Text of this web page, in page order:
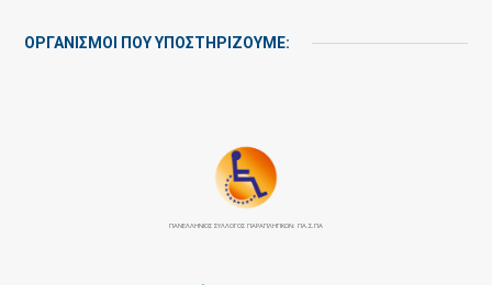
ΟΡΓΑΝΙΣΜΟΙ ΠΟΥ ΥΠΟΣΤΗΡΙΖΟΥΜΕ:
ΠΑΝΕΛΛΉΝΙΟΣ ΣΎΛΛΟΓΟΣ ΠΑΡΑΠΛΗΓΙΚΏΝ: ΠΑ.Σ.ΠΑ